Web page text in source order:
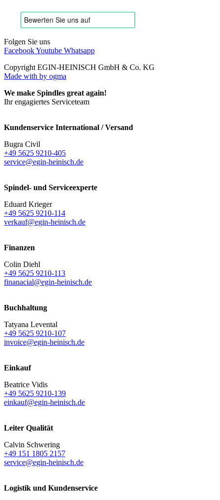
Folgen Sie uns
FacebookYoutube Whatsapp
Copyright EGIN-HEINISCH GmbH & Co. KG
Made with by ogma
We make Spindles great again!
Ihr engagiertes Serviceteam
Kundenservice International / Versand
Bugra Civil
+49 5625 9210-405
service@egin-heinisch.de
Spindel- und Serviceexperte
Eduard Krieger
+49 5625 9210-114
verkauf@egin-heinisch.de
Finanzen
Colin Diehl
+49 5625 9210-113
finanacial@egin-heinisch.de
Buchhaltung
Tatyana Levental
+49 5625 9210-107
invoice@egin-heinisch.de
Einkauf
Beatrice Vidis
+49 5625 9210-139
einkauf@egin-heinisch.de
Leiter Qualität
Calvin Schwering
+49 151 1805 2157
service@egin-heinisch.de
Logistik und Kundenservice